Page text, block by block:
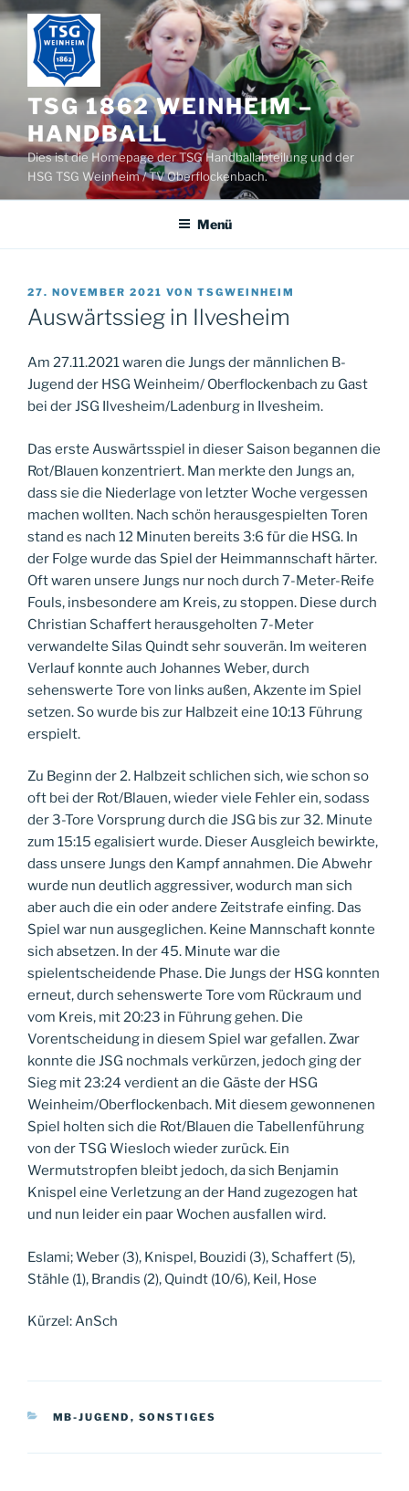
Zum
Inhalt
springen
TSG 1862 WEINHEIM –
HANDBALL
Dies ist die Homepage der TSG Handballabteilung und der
HSG TSG Weinheim / TV Oberflockenbach.
Menü
VERÖFFENTLICHT
AM
27. NOVEMBER 2021 VON TSGWEINHEIM
Auswärtssieg in Ilvesheim
Am 27.11.2021 waren die Jungs der männlichen B-
Jugend der HSG Weinheim/ Oberflockenbach zu Gast
bei der JSG Ilvesheim/Ladenburg in Ilvesheim.
Das erste Auswärtsspiel in dieser Saison begannen die
Rot/Blauen konzentriert. Man merkte den Jungs an,
dass sie die Niederlage von letzter Woche vergessen
machen wollten. Nach schön herausgespielten Toren
stand es nach 12 Minuten bereits 3:6 für die HSG. In
der Folge wurde das Spiel der Heimmannschaft härter.
Oft waren unsere Jungs nur noch durch 7-Meter-Reife
Fouls, insbesondere am Kreis, zu stoppen. Diese durch
Christian Schaffert herausgeholten 7-Meter
verwandelte Silas Quindt sehr souverän. Im weiteren
Verlauf konnte auch Johannes Weber, durch
sehenswerte Tore von links außen, Akzente im Spiel
setzen. So wurde bis zur Halbzeit eine 10:13 Führung
erspielt.
Zu Beginn der 2. Halbzeit schlichen sich, wie schon so
oft bei der Rot/Blauen, wieder viele Fehler ein, sodass
der 3-Tore Vorsprung durch die JSG bis zur 32. Minute
zum 15:15 egalisiert wurde. Dieser Ausgleich bewirkte,
dass unsere Jungs den Kampf annahmen. Die Abwehr
wurde nun deutlich aggressiver, wodurch man sich
aber auch die ein oder andere Zeitstrafe einfing. Das
Spiel war nun ausgeglichen. Keine Mannschaft konnte
sich absetzen. In der 45. Minute war die
spielentscheidende Phase. Die Jungs der HSG konnten
erneut, durch sehenswerte Tore vom Rückraum und
vom Kreis, mit 20:23 in Führung gehen. Die
Vorentscheidung in diesem Spiel war gefallen. Zwar
konnte die JSG nochmals verkürzen, jedoch ging der
Sieg mit 23:24 verdient an die Gäste der HSG
Weinheim/Oberflockenbach. Mit diesem gewonnenen
Spiel holten sich die Rot/Blauen die Tabellenführung
von der TSG Wiesloch wieder zurück. Ein
Wermutstropfen bleibt jedoch, da sich Benjamin
Knispel eine Verletzung an der Hand zugezogen hat
und nun leider ein paar Wochen ausfallen wird.
Eslami; Weber (3), Knispel, Bouzidi (3), Schaffert (5),
Stähle (1), Brandis (2), Quindt (10/6), Keil, Hose
Kürzel: AnSch
KATEGORIEN
MB-JUGEND , SONSTIGES